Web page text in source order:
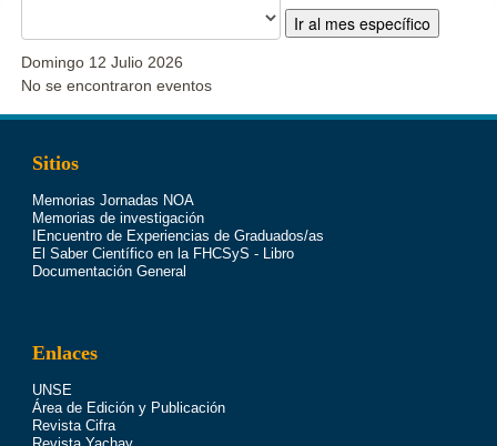
Ir al mes específico
Domingo 12 Julio 2026
No se encontraron eventos
Sitios
Memorias Jornadas NOA
Memorias de investigación
IEncuentro de Experiencias de Graduados/as
El Saber Científico en la FHCSyS - Libro
Documentación General
Enlaces
UNSE
Área de Edición y Publicación
Revista Cifra